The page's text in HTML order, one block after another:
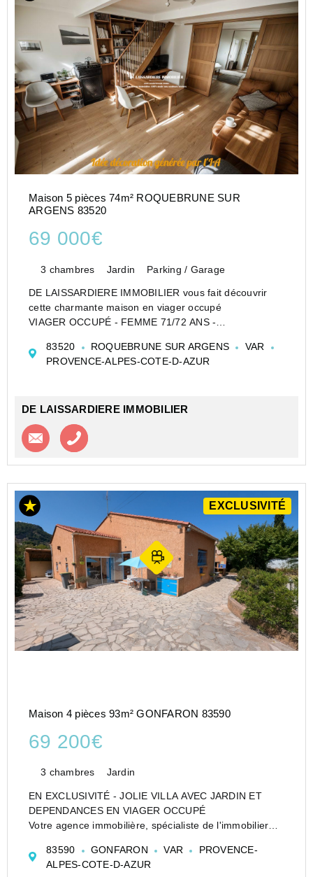
Maison 5 pièces 74m² ROQUEBRUNE SUR
ARGENS 83520
69 000€
3 chambres Jardin Parking / Garage
DE LAISSARDIERE IMMOBILIER vous fait découvrir
cette charmante maison en viager occupé
VIAGER OCCUPÉ - FEMME 71/72 ANS -
BOUQUET 69 000 euros FAI + 319euros de rente /
mensuelle
83520 ROQUEBRUNE SUR ARGENS
VAR
PROVENCE-ALPES-COTE-D-AZUR
DE LAISSARDIERE IMMOBILIER
Contacter l'agence
EXCLUSIVITÉ
Maison 4 pièces 93m² GONFARON 83590
69 200€
3 chambres Jardin
EN EXCLUSIVITÉ - JOLIE VILLA AVEC JARDIN ET
DEPENDANCES EN VIAGER OCCUPÉ
Votre agence immobilière, spécialiste de l'immobilier
commune de Gonfaron, charmante villa de 93 m²
habitables, offrant 4 pièce...
83590 GONFARON VAR
PROVENCE-
ALPES-COTE-D-AZUR